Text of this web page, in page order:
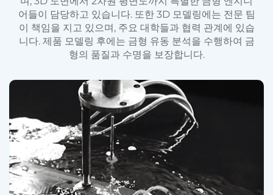
어들이 담당하고 있습니다. 또한 3D 모델링에는 전문 팀
이 책임을 지고 있으며, 주요 대학들과 협력 관계에 있습
니다. 제품 모델링 후에는 금형 유동 분석을 수행하여 금
형의 품질과 수명을 보장합니다.